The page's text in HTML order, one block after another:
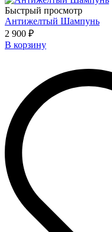
Быстрый просмотр
Антижелтый Шампунь
2 900 ₽
В корзину